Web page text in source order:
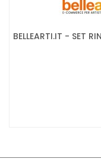
BELLEARTI.IT - SET